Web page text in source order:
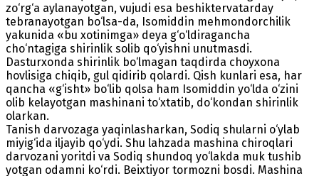
zo‘rg‘a aylanayotgan, vujudi esa beshiktervatarday
tebranayotgan bo‘lsa-da, Isomiddin mehmondorchilik
yakunida «bu xotinimga» deya g‘o‘ldiragancha
cho‘ntagiga shirinlik solib qo‘yishni unutmasdi.
Dasturxonda shirinlik bo‘lmagan taqdirda choyxona
hovlisiga chiqib, gul qidirib qolardi. Qish kunlari esa, har
qancha «g‘isht» bo‘lib qolsa ham Isomiddin yo‘lda o‘zini
olib kelayotgan mashinani to‘xtatib, do‘kondan shirinlik
olarkan.
Tanish darvozaga yaqinlasharkan, Sodiq shularni o‘ylab
miyig‘ida iljayib qo‘ydi. Shu lahzada mashina chiroqlari
darvozani yoritdi va Sodiq shundoq yo‘lakda muk tushib
yotgan odamni ko‘rdi. Beixtiyor tormozni bosdi. Mashina